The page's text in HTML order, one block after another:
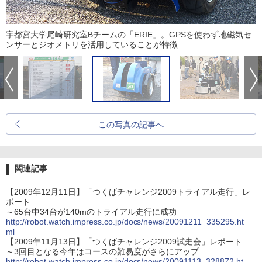
宇都宮大学尾崎研究室Bチームの「ERIE」。GPSを使わず地磁気セ
ンサーとジオメトリを活用していることが特徴
この写真の記事へ
関連記事
【2009年12月11日】「つくばチャレンジ2009トライアル走行」レ
ポート
～65台中34台が140mのトライアル走行に成功
http://robot.watch.impress.co.jp/docs/news/20091211_335295.ht
ml
【2009年11月13日】「つくばチャレンジ2009試走会」レポート
～3回目となる今年はコースの難易度がさらにアップ